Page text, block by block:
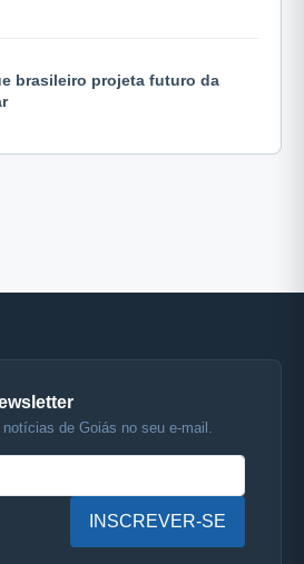
brasileiro projeta futuro da
de Goiás no seu e-mail.
INSCREVER-SE